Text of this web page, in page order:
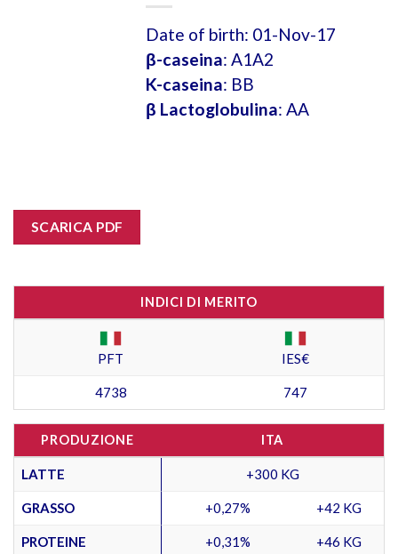
Date of birth: 01-Nov-17
β-caseina: A1A2
K-caseina: BB
β Lactoglobulina: AA
SCARICA PDF
INDICI DI MERITO
PFT IES€
4738 747
PRODUZIONE ITA
LATTE +300 KG
GRASSO +0,27% +42 KG
PROTEINE +0,31% +46 KG